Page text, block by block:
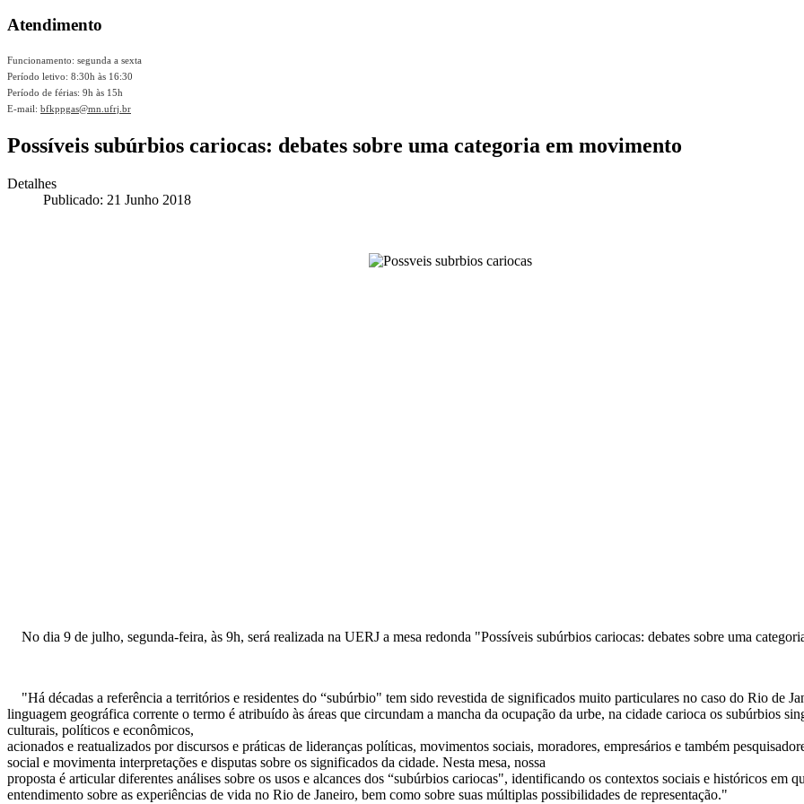
Atendimento
Funcionamento: segunda a sexta
Período letivo: 8:30h às 16:30
Período de férias: 9h às 15h
E-mail: bfkppgas@mn.ufrj.br
Possíveis subúrbios cariocas: debates sobre uma categoria em movimento
Detalhes
Publicado: 21 Junho 2018
No dia 9 de julho, segunda-feira, às 9h, será realizada na UERJ a mesa redonda "Possíveis subúrbios cariocas: debates sobre uma
"Há décadas a referência a territórios e residentes do “subúrbio" tem sido revestida de significados muito particulares no caso do Rio de
linguagem geográfica corrente o termo é atribuído às áreas que circundam a mancha da ocupação da urbe, na cidade carioca os subúrbios
culturais, políticos e econômicos,
acionados e reatualizados por discursos e práticas de lideranças políticas, movimentos sociais, moradores, empresários e também
social e movimenta interpretações e disputas sobre os significados da cidade. Nesta mesa, nossa
proposta é articular diferentes análises sobre os usos e alcances dos “subúrbios cariocas", identificando os contextos sociais e históricos em
entendimento sobre as experiências de vida no Rio de Janeiro, bem como sobre suas múltiplas possibilidades de representação."